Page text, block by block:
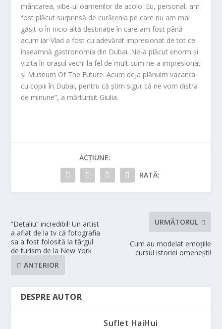
mâncarea, vibe-ul oamenilor de acolo. Eu, personal, am
fost plăcut surprinsă de curățenia pe care nu am mai
găsit-o în nicio altă destinație în care am fost până
acum iar Vlad a fost cu adevărat impresionat de tot ce
înseamnă gastronomia din Dubai. Ne-a plăcut enorm și
vizita în orașul vechi la fel de mult cum ne-a impresionat
și Museum Of The Future. Acum deja plănuim vacanța
cu copiii în Dubai, pentru că știm sigur că ne vom distra
de minune”, a mărturisit Giulia.
ACȚIUNE:
RATĂ:
”Detaliu” incredibil! Un artist
a aflat de la tv că fotografia
sa a fost folosită la târgul
de turism de la New York
ANTERIOR
URMĂTORUL
Cum au modelat emoțiile
cursul istoriei omenești!
DESPRE AUTOR
Suflet HaiHui